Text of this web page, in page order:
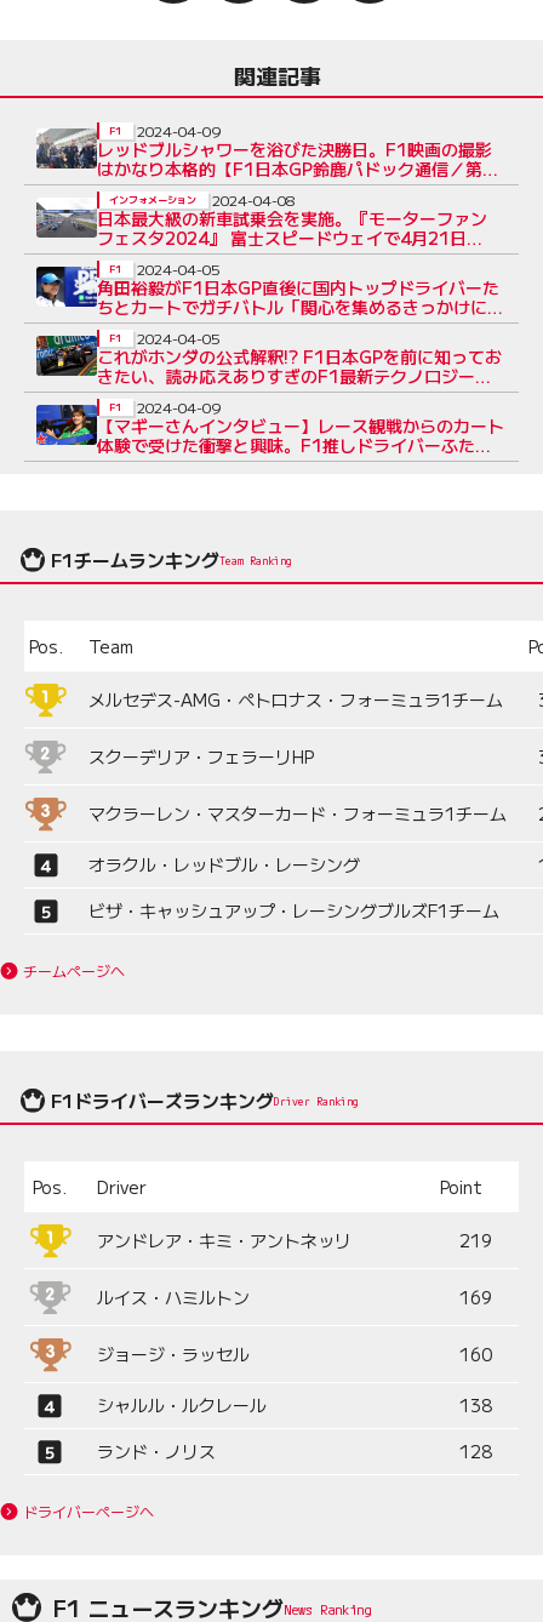
関連記事
レッドブルシャワーを浴びた決勝日。F1映画の撮影
はかなり本格的【F1日本GP鈴鹿パドック通信／第4
回】
F1 2024-04-09
日本最大級の新車試乗会を実施。『モーターファン
フェスタ2024』 富士スピードウェイで4月21日
（日）に開催予定
インフォメーション 2024-04-08
角田裕毅がF1日本GP直後に国内トップドライバーた
ちとカートでガチバトル「関心を集めるきっかけにな
る」
F1 2024-04-05
これがホンダの公式解釈!? F1日本GPを前に知ってお
きたい、読み応えありすぎのF1最新テクノロジー説
明
F1 2024-04-05
【マギーさんインタビュー】レース観戦からのカート
体験で受けた衝撃と興味。F1推しドライバーふたり
の共通点
F1 2024-04-09
F1チームランキングTeam Ranking
Pos. Team
メルセデス-AMG・ペトロナス・フォーミュラ1チーム
スクーデリア・フェラーリHP
マクラーレン・マスターカード・フォーミュラ1チーム
オラクル・レッドブル・レーシング
ビザ・キャッシュアップ・レーシングブルズF1チーム
チームページへ
F1ドライバーズランキングDriver Ranking
Pos. Driver Point
アンドレア・キミ・アントネッリ 219
ルイス・ハミルトン 169
ジョージ・ラッセル 160
シャルル・ルクレール
138
ランド・ノリス
128
ドライバーページへ
F1 ニュースランキング